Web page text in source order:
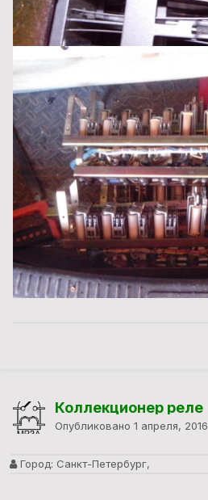
Коллекционер реле
Опубликовано 1 апреля, 2016
Город: Санкт-Петербург,